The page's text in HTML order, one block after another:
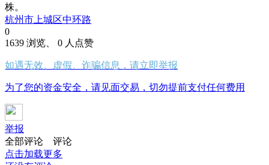
株。
杭州市上城区中环路
0
1639 浏览、 0 人点赞
如遇无效、虚假、诈骗信息，请立即举报
为了您的资金安全，请见面交易，切勿提前支付任何费用
举报
全部评论
评论
点击加载更多